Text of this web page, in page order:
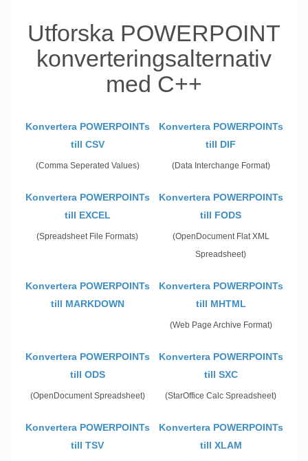
Utforska POWERPOINT
konverteringsalternativ
med C++
Konvertera POWERPOINTs
till CSV
(Comma Seperated Values)
Konvertera POWERPOINTs
till DIF
(Data Interchange Format)
Konvertera POWERPOINTs
till EXCEL
(Spreadsheet File Formats)
Konvertera POWERPOINTs
till FODS
(OpenDocument Flat XML
Spreadsheet)
Konvertera POWERPOINTs
till MARKDOWN
Konvertera POWERPOINTs
till MHTML
(Web Page Archive Format)
Konvertera POWERPOINTs
till ODS
(OpenDocument Spreadsheet)
Konvertera POWERPOINTs
till SXC
(StarOffice Calc Spreadsheet)
Konvertera POWERPOINTs
till TSV
Konvertera POWERPOINTs
till XLAM